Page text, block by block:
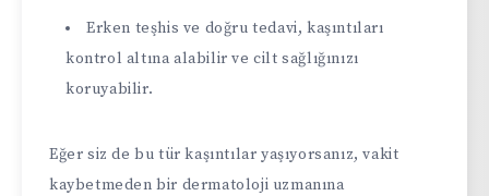
Erken teşhis ve doğru tedavi, kaşıntıları
kontrol altına alabilir ve cilt sağlığınızı
koruyabilir.
Eğer siz de bu tür kaşıntılar yaşıyorsanız, vakit
kaybetmeden bir dermatoloji uzmanına